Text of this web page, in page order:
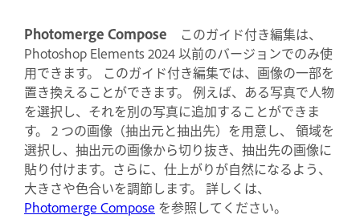
Photomerge Compose
このガイド付き編集は、
Photoshop Elements 2024 以前のバージョンでのみ使
用できます。 このガイド付き編集では、画像の一部を
置き換えることができます。 例えば、ある写真で人物
を選択し、それを別の写真に追加することができま
す。 2 つの画像（抽出元と抽出先）を用意し、 領域を
選択し、抽出元の画像から切り抜き、抽出先の画像に
貼り付けます。さらに、仕上がりが自然になるよう、
大きさや色合いを調節します。 詳しくは、
Photomerge Compose を参照してください。